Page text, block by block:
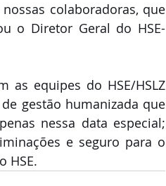
colaboradoras, que
o Diretor Geral do HSE-
as equipes do HSE/HSLZ
gestão humanizada que
nessa data especial;
e seguro para o
HSE.